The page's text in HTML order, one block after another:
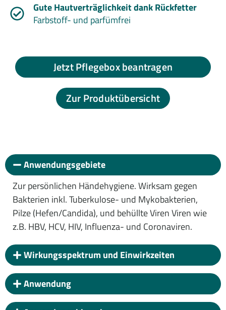
Gute Hautverträglichkeit dank Rückfetter
Farbstoff- und parfümfrei
Jetzt Pflegebox beantragen
Zur Produktübersicht
Anwendungsgebiete
Zur persönlichen Händehygiene. Wirksam gegen
Bakterien inkl. Tuberkulose- und Mykobakterien,
Pilze (Hefen/Candida), und behüllte Viren Viren wie
z.B. HBV, HCV, HIV, Influenza- und Coronaviren.
Wirkungsspektrum und Einwirkzeiten
Anwendung